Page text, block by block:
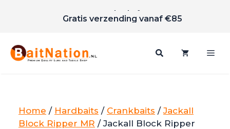
inhoud
Gratis verzending vanaf €85
Home / Hardbaits / Crankbaits /Jackall
Block Ripper MR / Jackall Block Ripper